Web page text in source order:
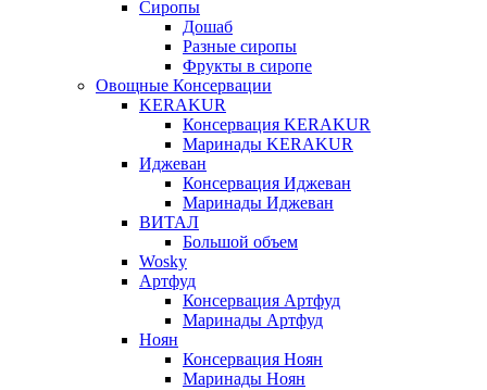
Сиропы
Дошаб
Разные сиропы
Фрукты в сиропе
Овощные Консервации
KERAKUR
Консервация KERAKUR
Маринады KERAKUR
Иджеван
Консервация Иджеван
Маринады Иджеван
ВИТАЛ
Большой объем
Wosky
Артфуд
Консервация Артфуд
Маринады Артфуд
Ноян
Консервация Ноян
Маринады Ноян